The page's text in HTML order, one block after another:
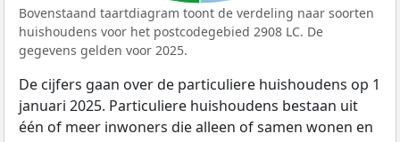
Bovenstaand taartdiagram toont de verdeling naar soorten
huishoudens voor het postcodegebied 2908 LC. De
gegevens gelden voor 2025.
De cijfers gaan over de particuliere huishoudens op 1
januari 2025. Particuliere huishoudens bestaan uit
één of meer inwoners die alleen of samen wonen en